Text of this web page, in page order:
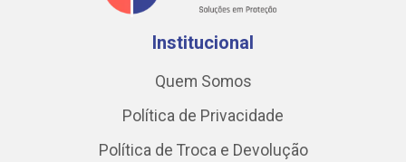
Institucional
Quem Somos
Política de Privacidade
Política de Troca e Devolução